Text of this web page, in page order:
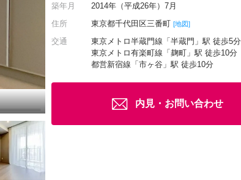
築年月
2014年（平成26年）7月
住所
東京都千代田区三番町 [地図]
交通
東京メトロ半蔵門線「半蔵門」駅 徒歩5分
東京メトロ有楽町線「麹町」駅 徒歩10分
都営新宿線「市ヶ谷」駅 徒歩10分
内見・お問い合わせ